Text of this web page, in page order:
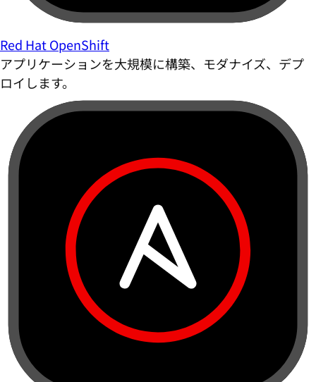
Red Hat OpenShift
アプリケーションを大規模に構築、モダナイズ、デプ
ロイします。